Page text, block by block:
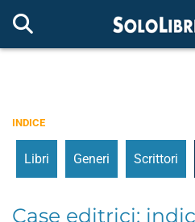
INDICE
Libri Generi Scrittori
Case editrici: